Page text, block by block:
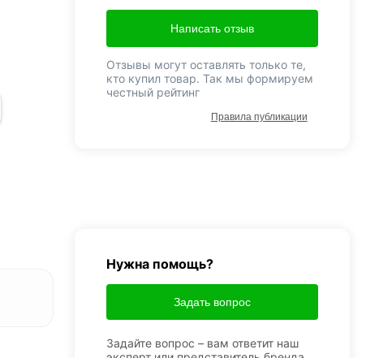
Написать отзыв
Отзывы могут оставлять только те,
кто купил товар. Так мы формируем
честный рейтинг
Правила публикации
Нужна помощь?
Задать вопрос
Задайте вопрос – вам ответит наш